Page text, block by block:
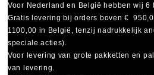
Voor Nederland en België hebben wij 6
Gratis levering bij orders boven €
1100,00 in België, tenzij nadrukkelijk
speciale acties).
Voor levering van grote pakketten en
van levering.